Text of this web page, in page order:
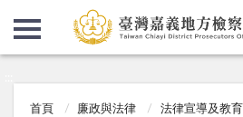
首頁 廉政與法律 法律宣導及教育